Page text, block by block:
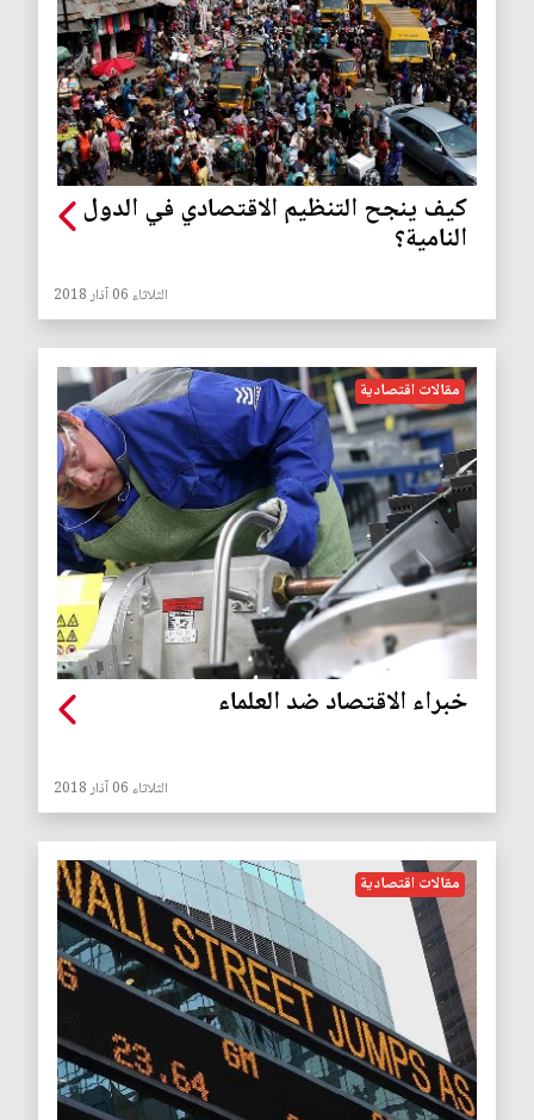
كيف ينجح التنظيم الاقتصادي في الدول
النامية؟
الثلاثاء 06 آذار 2018
مقالات اقتصادية
خبراء الاقتصاد ضد العلماء
الثلاثاء 06 آذار 2018
مقالات اقتصادية